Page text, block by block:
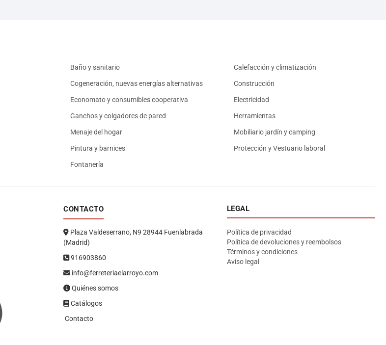
Baño y sanitario Calefacción y climatización
Cogeneración, nuevas energías alternativas Construcción
Economato y consumibles cooperativa Electricidad
Ganchos y colgadores de pared Herramientas
Menaje del hogar Mobiliario jardín y camping
Pintura y barnices Protección y Vestuario laboral
Fontanería
CONTACTO
Plaza Valdeserrano, N9 28944 Fuenlabrada
(Madrid)
916903860
info@ferreteriaelarroyo.com
Quiénes somos
Catálogos
Contacto
LEGAL
Política de privacidad
Política de devoluciones y reembolsos
Términos y condiciones
Aviso legal
Asesor El Arroyo
En línea · responde en segundos
WhatsApp